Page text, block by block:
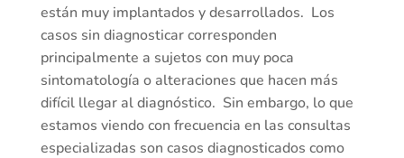
están muy implantados y desarrollados. Los
casos sin diagnosticar corresponden
principalmente a sujetos con muy poca
sintomatología o alteraciones que hacen más
difícil llegar al diagnóstico. Sin embargo, lo que
estamos viendo con frecuencia en las consultas
especializadas son casos diagnosticados como